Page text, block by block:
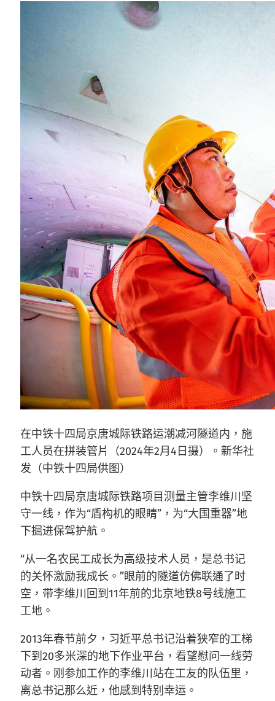
在中铁十四局京唐城际铁路运潮减河隧道内，施
工人员在拼装管片（2024年2月4日摄）。新华社
发（中铁十四局供图）
中铁十四局京唐城际铁路项目测量主管李维川坚
守一线，作为“盾构机的眼睛”，为“大国重器”地
下掘进保驾护航。
“从一名农民工成长为高级技术人员，是总书记
的关怀激励我成长。”眼前的隧道仿佛联通了时
空，带李维川回到11年前的北京地铁8号线施工
工地。
2013年春节前夕，习近平总书记沿着狭窄的工梯
下到20多米深的地下作业平台，看望慰问一线劳
动者。刚参加工作的李维川站在工友的队伍里，
离总书记那么近，他感到特别幸运。